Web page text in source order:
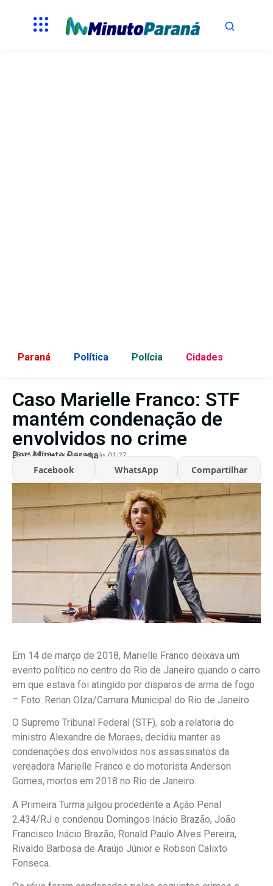
Paraná Política Polícia Cidades
Caso Marielle Franco: STF
mantém condenação de
envolvidos no crime
Por:Minuto Parana
26/05/2026 Atualizado às 01:27
Facebook WhatsApp Compartilhar
Em 14 de março de 2018, Marielle Franco deixava um
evento político no centro do Rio de Janeiro quando o carro
em que estava foi atingido por disparos de arma de fogo
– Foto: Renan Olza/Camara Municipal do Rio de Janeiro
O Supremo Tribunal Federal (STF), sob a relatoria do
ministro Alexandre de Moraes, decidiu manter as
condenações dos envolvidos nos assassinatos da
vereadora Marielle Franco e do motorista Anderson
Gomes, mortos em 2018 no Rio de Janeiro.
A Primeira Turma julgou procedente a Ação Penal
2.434/RJ e condenou Domingos Inácio Brazão, João
Francisco Inácio Brazão, Ronald Paulo Alves Pereira,
Rivaldo Barbosa de Araújo Júnior e Robson Calixto
Fonseca.